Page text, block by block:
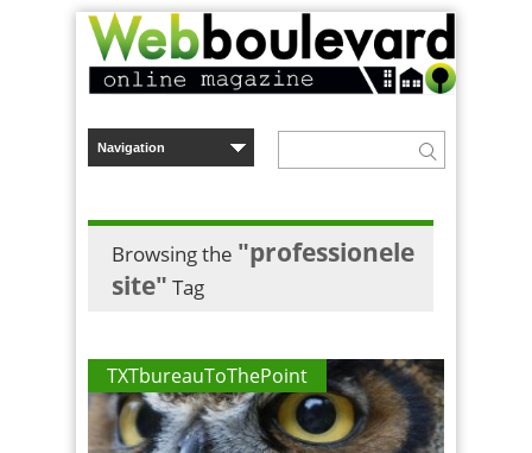
Browsing the "professionele
site" Tag
TXTbureauToThePoint